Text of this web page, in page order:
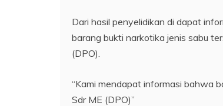
Dari hasil penyelidikan di dapat
barang bukti narkotika jenis sabu
(DPO).
“Kami mendapat informasi bahwa
Sdr ME (DPO)”